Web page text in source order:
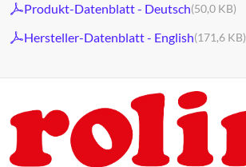
Produkt-Datenblatt - Deutsch(50,0 KB)
Hersteller-Datenblatt - English(171,6 KB)